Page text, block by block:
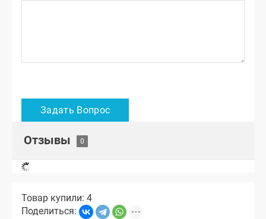
Отзывы
Товар купили: 4
Поделиться: